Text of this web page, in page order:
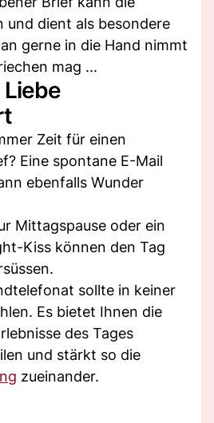
und dient als besondere
gerne in die Hand nimmt
mag ...
Liebe
Zeit für einen
Eine spontane E-Mail
ebenfalls Wunder
Mittagspause oder ein
Kiss können den Tag
sollte in keiner
Es bietet Ihnen die
des Tages
und stärkt so die
zueinander.